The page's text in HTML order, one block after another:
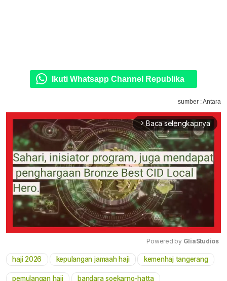
Ikuti Whatsapp Channel Republika
sumber : Antara
arrow_forward_ios Baca selengkapnya
Mute
Powered by GliaStudios
haji 2026 kepulangan jamaah haji kemenhaj tangerang
pemulangan haji bandara soekarno-hatta